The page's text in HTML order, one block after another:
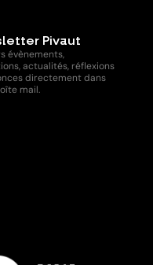
Pivaut
évènements,
actualités, réflexions
directement dans
mail.